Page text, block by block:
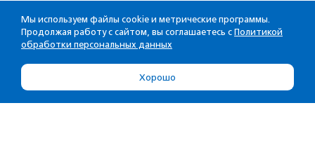
Мы используем файлы cookie и метрические программы.
Продолжая работу с сайтом, вы соглашаетесь с Политикой
обработки персональных данных
Хорошо